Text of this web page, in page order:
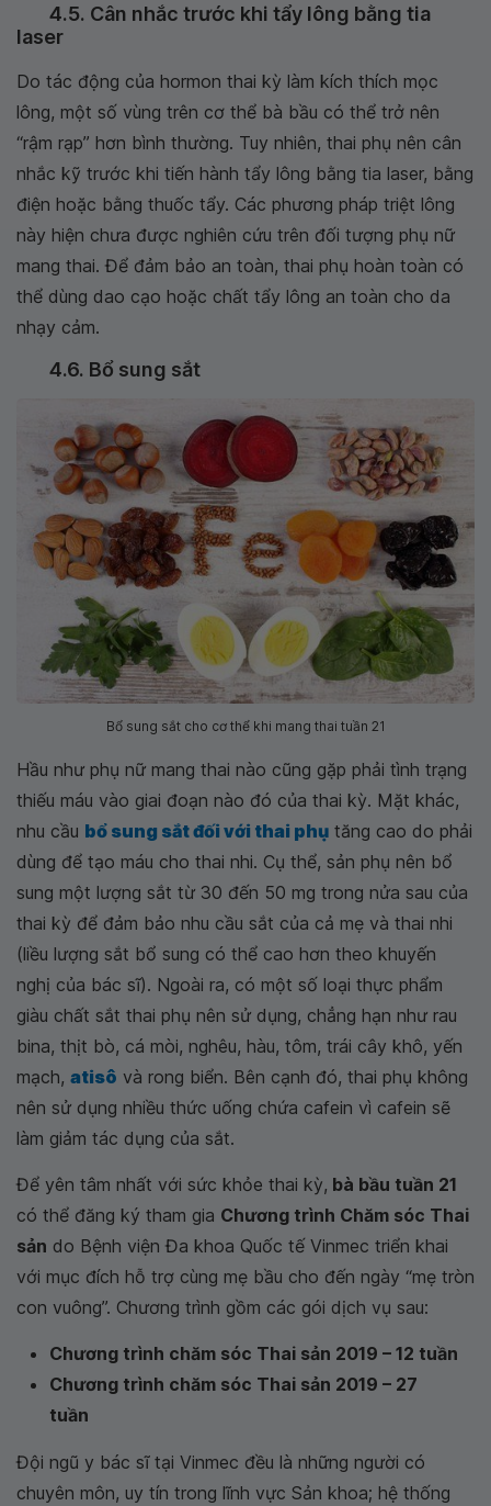
4.5. Cân nhắc trước khi tẩy lông bằng tia
laser
Do tác động của hormon thai kỳ làm kích thích mọc
lông, một số vùng trên cơ thể bà bầu có thể trở nên
“rậm rạp” hơn bình thường. Tuy nhiên, thai phụ nên cân
nhắc kỹ trước khi tiến hành tẩy lông bằng tia laser, bằng
điện hoặc bằng thuốc tẩy. Các phương pháp triệt lông
này hiện chưa được nghiên cứu trên đối tượng phụ nữ
mang thai. Để đảm bảo an toàn, thai phụ hoàn toàn có
thể dùng dao cạo hoặc chất tẩy lông an toàn cho da
nhạy cảm.
4.6. Bổ sung sắt
Bổ sung sắt cho cơ thể khi mang thai tuần 21
Hầu như phụ nữ mang thai nào cũng gặp phải tình trạng
thiếu máu vào giai đoạn nào đó của thai kỳ. Mặt khác,
nhu cầu bổ sung sắt đối với thai phụ tăng cao do phải
dùng để tạo máu cho thai nhi. Cụ thể, sản phụ nên bổ
sung một lượng sắt từ 30 đến 50 mg trong nửa sau của
thai kỳ để đảm bảo nhu cầu sắt của cả mẹ và thai nhi
(liều lượng sắt bổ sung có thể cao hơn theo khuyến
nghị của bác sĩ). Ngoài ra, có một số loại thực phẩm
giàu chất sắt thai phụ nên sử dụng, chẳng hạn như rau
bina, thịt bò, cá mòi, nghêu, hàu, tôm, trái cây khô, yến
mạch, atisô và rong biển. Bên cạnh đó, thai phụ không
nên sử dụng nhiều thức uống chứa cafein vì cafein sẽ
làm giảm tác dụng của sắt.
Để yên tâm nhất với sức khỏe thai kỳ, bà bầu tuần 21
có thể đăng ký tham gia Chương trình Chăm sóc Thai
sản do Bệnh viện Đa khoa Quốc tế Vinmec triển khai
với mục đích hỗ trợ cùng mẹ bầu cho đến ngày “mẹ tròn
con vuông”. Chương trình gồm các gói dịch vụ sau:
Chương trình chăm sóc Thai sản 2019 – 12 tuần
Chương trình chăm sóc Thai sản 2019 – 27
tuần
Đội ngũ y bác sĩ tại Vinmec đều là những người có
chuyên môn, uy tín trong lĩnh vực Sản khoa; hệ thống